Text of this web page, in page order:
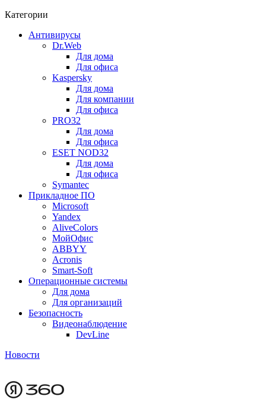
Категории
Антивирусы
Dr.Web
Для дома
Для офиса
Kaspersky
Для дома
Для компании
Для офиса
PRO32
Для дома
Для офиса
ESET NOD32
Для дома
Для офиса
Symantec
Прикладное ПО
Microsoft
Yandex
AliveColors
МойОфис
ABBYY
Acronis
Smart-Soft
Операционные системы
Для дома
Для организаций
Безопасность
Видеонаблюдение
DevLine
Новости